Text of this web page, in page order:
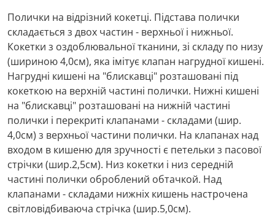
Полички на відрізний кокетці. Підстава полички
складається з двох частин - верхньої і нижньої.
Кокетки з оздоблювальної тканини, зі складу по низу
(шириною 4,0см), яка імітує клапан нагрудної кишені.
Нагрудні кишені на "блискавці" розташовані під
кокеткою на верхній частині полички. Нижні кишені
на "блискавці" розташовані на нижній частині
полички і перекриті клапанами - складами (шир.
4,0см) з верхньої частини полички. На клапанах над
входом в кишеню для зручності є петельки з пасової
стрічки (шир.2,5см). Низ кокетки і низ середній
частині полички оброблений обтачкой. Над
клапанами - складами нижніх кишень настрочена
світловідбиваюча стрічка (шир.5,0см).